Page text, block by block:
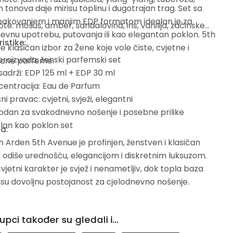
tonova daje mirisu toplinu i dugotrajan trag. Set sa
i manjim EDP formatom idealan je za
upotrebu, putovanja ili kao elegantan poklon. 5th
klasičan izbor za Žene koje vole čiste, cvjetne i
parfeme.
mošus, amber, sandalovina, iris, vanilija, začinske
ženski parfemski set
EDP 125 ml + EDP 30 ml
Eau de Parfum
pravac: cvjetni, svježi, elegantni
za svakodnevno nošenje i posebne prilike
kao poklon set
Arden 5th Avenue je profinjen, ženstven i klasičan
odiše urednošću, elegancijom i diskretnim luksuzom.
karakter je svjež i nenametljiv, dok topla baza
dovoljnu postojanost za cjelodnevno nošenje.
također su gledali i...